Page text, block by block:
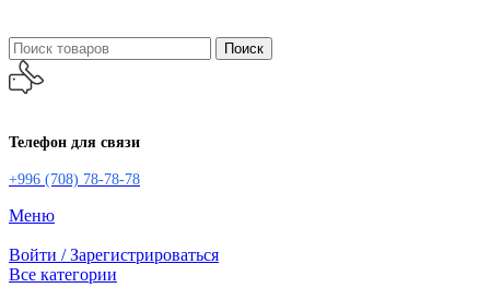
Поиск
Телефон для связи
+996 (708) 78-78-78
Меню
Войти / Зарегистрироваться
Все категории